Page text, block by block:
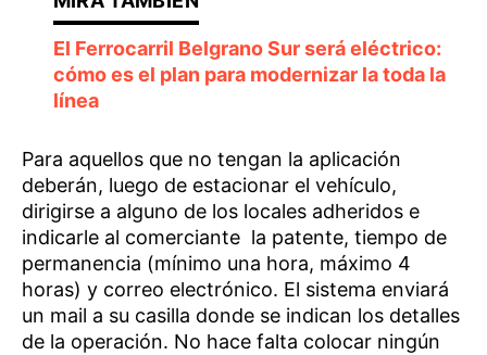
El Ferrocarril Belgrano Sur será eléctrico:
cómo es el plan para modernizar la toda la
línea
Para aquellos que no tengan la aplicación
deberán, luego de estacionar el vehículo,
dirigirse a alguno de los locales adheridos e
indicarle al comerciante la patente, tiempo de
permanencia (mínimo una hora, máximo 4
horas) y correo electrónico. El sistema enviará
un mail a su casilla donde se indican los detalles
de la operación. No hace falta colocar ningún